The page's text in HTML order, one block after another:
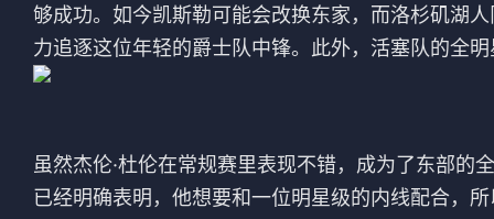
法甲
中超
NBA
意甲
德甲
够成功。如今凯斯勒可能会改换东家，而洛杉矶湖
力追逐这位年轻的爵士队中锋。此外，活塞队的全
虽然杰伦·杜伦在常规赛里表现不错，成为了东部
已经明确表明，他想要和一位明星级的内线配合，